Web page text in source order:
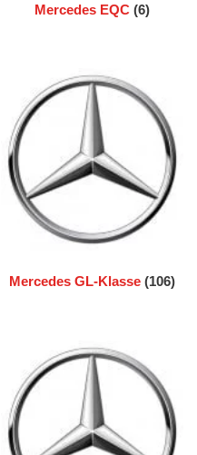
Mercedes EQC(6)
Mercedes GL-Klasse(106)